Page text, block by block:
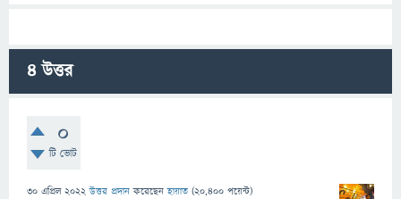
4উত্তর
0
টি ভোট
30 এপ্রিল 2022 উত্তর প্রদান করেছেনহায়াত (20,400 পয়েন্ট)